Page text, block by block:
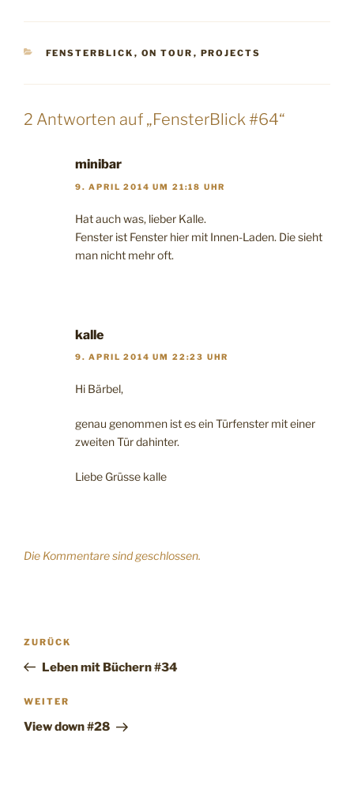
KATEGORIEN
FENSTERBLICK , ON TOUR , PROJECTS
2 Antworten auf „FensterBlick #64“
minibar
9. APRIL 2014 UM 21:18 UHR
Hat auch was, lieber Kalle.
Fenster ist Fenster hier mit Innen-Laden. Die sieht
man nicht mehr oft.
kalle
9. APRIL 2014 UM 22:23 UHR
Hi Bärbel,
genau genommen ist es ein Türfenster mit einer
zweiten Tür dahinter.
Liebe Grüsse kalle
Die Kommentare sind geschlossen.
Beitragsnavigation
Vorheriger
Beitrag
ZURÜCK
Leben mit Büchern #34
Nächster
Beitrag
WEITER
View down #28